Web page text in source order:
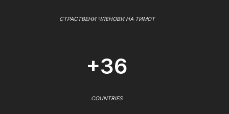
СТРАСТВЕНИ ЧЛЕНОВИ НА ТИМОТ
+36
COUNTRIES